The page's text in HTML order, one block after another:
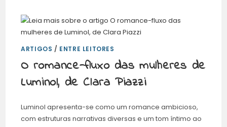
ARTIGOS / ENTRE LEITORES
O romance-fluxo das mulheres de
Luminol, de Clara Piazzi
Luminol apresenta-se como um romance ambicioso,
com estruturas narrativas diversas e um tom íntimo ao